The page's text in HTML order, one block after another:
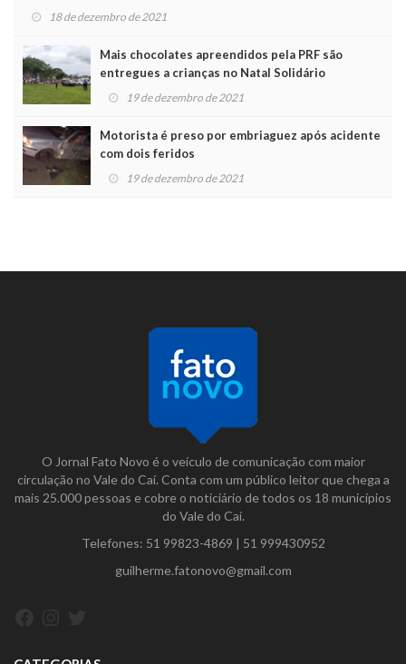
18 de dezembro de 2021
Mais chocolates apreendidos pela PRF são
entregues a crianças no Natal Solidário
19 de dezembro de 2021
Motorista é preso por embriaguez após acidente
com dois feridos
19 de dezembro de 2021
O Jornal Fato Novo é o veículo de comunicação com maior
circulação no Vale do Caí. Conta com um público leitor que chega a
mais 25.000 pessoas e cobre o noticiário de todos os 18 municípios
do Vale do Caí.
Telefones: 51 99823-4869 | 51 999430952
guilherme.fatonovo@gmail.com